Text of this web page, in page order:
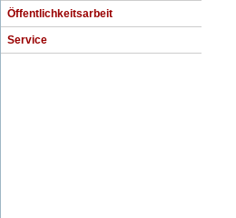
Öffentlichkeitsarbeit
Service